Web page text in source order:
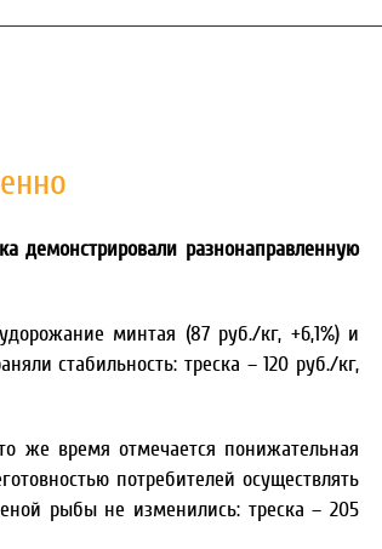
демонстрировали разнонаправленную
минтая (87 руб./кг, +6,1%) и
стабильность: треска – 120 руб./кг,
же время отмечается понижательная
потребителей осуществлять
рыбы не изменились: треска – 205